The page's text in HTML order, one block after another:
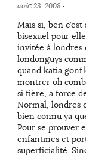
août 23, 2008 ·
Mais si, ben
bisexuel pour
invitée à londres
londonguys
quand katia
montrer oh
si fière, a force
Normal, londres
bien connu ya
Pour se prouver
enfantines et
superficialité.